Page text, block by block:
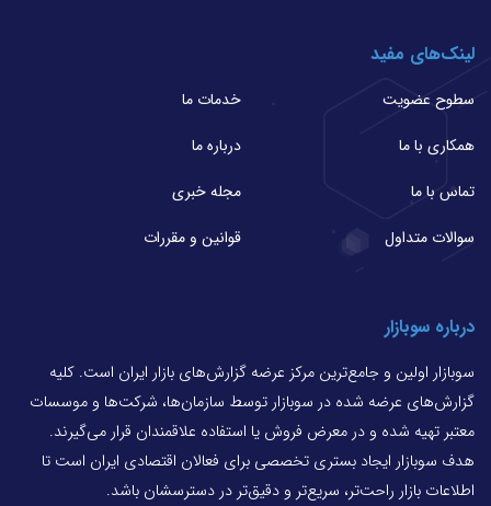
لینک‌های مفید
سطوح عضویت
خدمات ما
همکاری با ما
درباره ما
تماس با ما
مجله خبری
سوالات متداول
قوانین و مقررات
درباره سوبازار
سوبازار اولین و جامع‌ترین مرکز عرضه گزارش‌های بازار ایران است. کلیه
گزارش‌های عرضه شده در سوبازار توسط سازمان‌ها، شرکت‌ها و موسسات
معتبر تهیه شده و در معرض فروش یا استفاده علاقمندان قرار می‌گیرند.
هدف سوبازار ایجاد بستری تخصصی برای فعالان اقتصادی ایران است تا
اطلاعات بازار راحت‌تر، سریع‌تر و دقیق‌تر در دسترسشان باشد.